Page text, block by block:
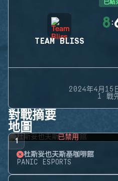
已結
TEAM BLISS
8 :
2024年4月15
1 戰
對戰摘要
地圖
1 已禁用
杜斯妥也夫斯基咖啡館
PANIC ESPORTS